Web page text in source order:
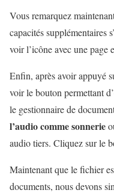
Vous remarquez
capacités supplémentaires
voir l’icône avec une page
Enfin, après avoir appuyé
voir le bouton permettant
le gestionnaire de
l’audio comme sonnerie
audio tiers. Cliquez sur le
Maintenant que le fichier
documents, nous devons